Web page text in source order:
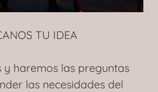
TU IDEA
y haremos las preguntas
las necesidades del